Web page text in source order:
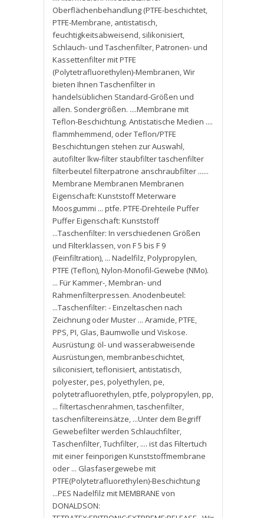
Oberflächenbehandlung (PTFE-beschichtet,
PTFE-Membrane, antistatisch,
feuchtigkeitsabweisend, silikonisiert,
Schlauch- und Taschenfilter,Patronen- und
Kassettenfilter mit PTFE
(Polytetrafluorethylen)-Membranen,Wir
bieten Ihnen Taschenfilter in
handelsüblichen Standard-Größen und
allen. Sondergrößen. ....Membrane mit
Teflon-Beschichtung. Antistatische Medien ....
flammhemmend, oder Teflon/PTFE
Beschichtungen stehen zur Auswahl,
autofilter lkw-filter staubfilter taschenfilter
filterbeutel filterpatrone anschraubfilter ......
Membrane Membranen Membranen
Eigenschaft: Kunststoff Meterware
Moosgummi ... ptfe. PTFE-Drehteile Puffer
Puffer Eigenschaft: Kunststoff
...Taschenfilter: In verschiedenen Größen
und Filterklassen,von F 5 bis F 9
(Feinfiltration), ... Nadelfilz,Polypropylen,
PTFE (Teflon),Nylon-Monofil-Gewebe (NMo).
... Für Kammer-,Membran- und
Rahmenfilterpressen. Anodenbeutel:
...Taschenfilter: - Einzeltaschen nach
Zeichnung oder Muster ... Aramide,PTFE,
PPS,PI, Glas,Baumwolle und Viskose.
Ausrüstung: öl- und wasserabweisende
Ausrüstungen,membranbeschichtet,
siliconisiert,teflonisiert, antistatisch,
polyester,pes,polyethylen,pe,
polytetrafluorethylen,ptfe,polypropylen,pp,
... filtertaschenrahmen,taschenfilter,
taschenfiltereinsätze, ...Unter dem Begriff
Gewebefilter werden Schlauchfilter,
Taschenfilter,Tuchfilter, .... ist das Filtertuch
mit einer feinporigen Kunststoffmembrane
oder ... Glasfasergewebe mit
PTFE(Polytetrafluorethylen)-Beschichtung
...PES Nadelfilz mit MEMBRANE von
DONALDSON: